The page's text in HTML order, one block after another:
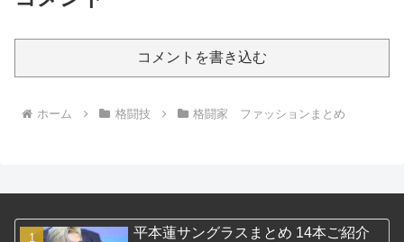
コメントを書き込む
ホーム 格闘技 格闘家 ファッションまとめ
平本蓮サングラスまとめ 14本ご紹介